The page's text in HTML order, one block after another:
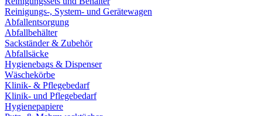
Reinigungs-, System- und Gerätewagen
Abfallentsorgung
Abfallbehälter
Sackständer & Zubehör
Abfallsäcke
Hygienebags & Dispenser
Wäschekörbe
Klinik- & Pflegebedarf
Klinik- und Pflegebedarf
Hygienepapiere